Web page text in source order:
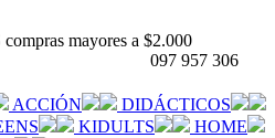
mayores a $2.000
097 957 306
ACCIÓN
DIDÁCTICOS
KIDULTS
HOME